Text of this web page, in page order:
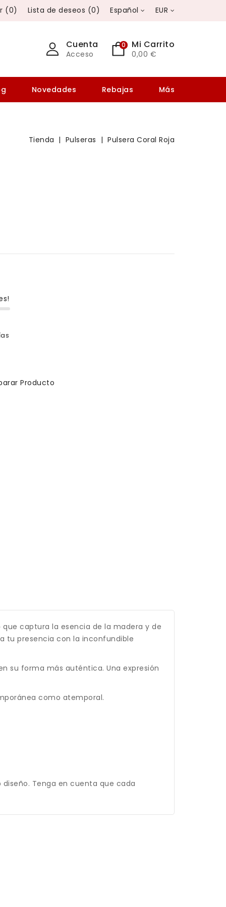
EUR
Español
Lista de deseos (0)
(0)
0 Mi Carrito
0,00 €
Cuenta
Acceso
Novedades Rebajas Más
Tienda Pulseras Pulsera Coral Roja
Producto
captura la esencia de la madera y de
tu presencia con la inconfundible
su forma más auténtica. Una expresión
como atemporal.
Tenga en cuenta que cada